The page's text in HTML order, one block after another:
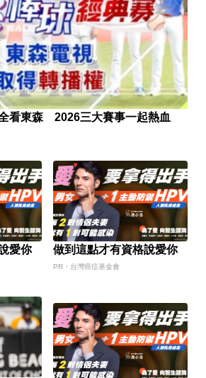
看東森 2026三大賽事一起熱血
愛你 做到這點才有資格說愛你
PR・台灣癌症基金會